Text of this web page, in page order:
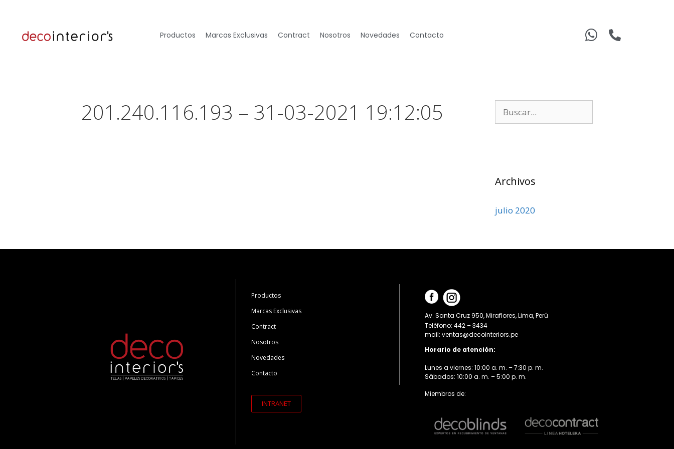
Productos Marcas Exclusivas Contract Nosotros Novedades Contacto
201.240.116.193 – 31-03-2021 19:12:05
Archivos
julio 2020
Productos
Marcas Exclusivas
Contract
Nosotros
Novedades
Contacto
INTRANET
Av. Santa Cruz 950, Miraflores, Lima, Perú
Teléfono: 442 – 3434
mail: ventas@decointeriors.pe
Horario de atención:
Lunes a viernes: 10:00 a. m. – 7:30 p. m.
Sábados: 10:00 a. m. – 5:00 p. m.
Miembros de: